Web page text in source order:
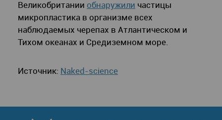
Великобритании обнаружили частицы
микропластика в организме всех
наблюдаемых черепах в Атлантическом и
Тихом океанах и Средиземном море.
Источник: Naked-science